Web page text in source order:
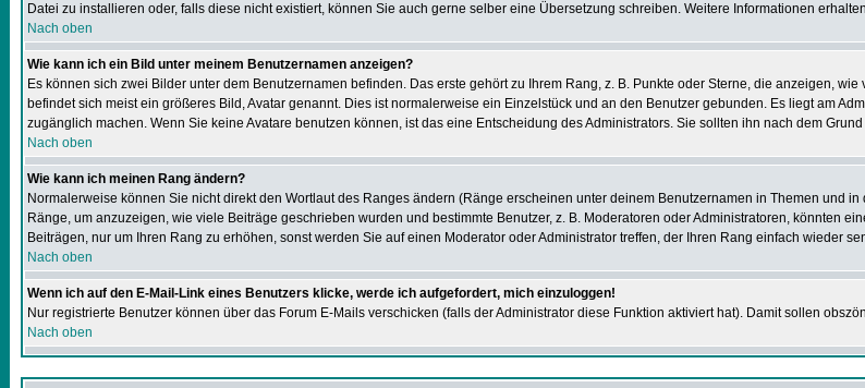
Datei zu installieren oder, falls diese nicht existiert, können Sie auch gerne selber eine Übersetzung schreiben. Weitere Informationen
Nach oben
Wie kann ich ein Bild unter meinem Benutzernamen anzeigen?
Es können sich zwei Bilder unter dem Benutzernamen befinden. Das erste gehört zu Ihrem Rang, z. B. Punkte oder Sterne, die anzeigen,
befindet sich meist ein größeres Bild, Avatar genannt. Dies ist normalerweise ein Einzelstück und an den Benutzer gebunden. Es liegt am
zugänglich machen. Wenn Sie keine Avatare benutzen können, ist das eine Entscheidung des Administrators. Sie sollten ihn nach dem
Nach oben
Wie kann ich meinen Rang ändern?
Normalerweise können Sie nicht direkt den Wortlaut des Ranges ändern (Ränge erscheinen unter deinem Benutzernamen in Themen und
Ränge, um anzuzeigen, wie viele Beiträge geschrieben wurden und bestimmte Benutzer, z. B. Moderatoren oder Administratoren, könnten
Beiträgen, nur um Ihren Rang zu erhöhen, sonst werden Sie auf einen Moderator oder Administrator treffen, der Ihren Rang einfach wieder
Nach oben
Wenn ich auf den E-Mail-Link eines Benutzers klicke, werde ich aufgefordert, mich einzuloggen!
Nur registrierte Benutzer können über das Forum E-Mails verschicken (falls der Administrator diese Funktion aktiviert hat). Damit sollen
Nach oben